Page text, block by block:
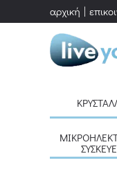
αρχική